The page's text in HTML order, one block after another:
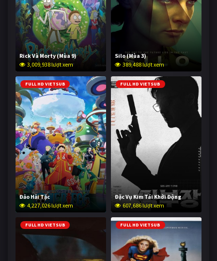
Rick Và Morty (Mùa 9)
3,009,938 lượt xem
Silo (Mùa 3)
389,488 lượt xem
FULL HD VIETSUB
Đảo Hải Tặc
4,227,026 lượt xem
FULL HD VIETSUB
Đặc Vụ Kim Tái Khởi Động
607,686 lượt xem
FULL HD VIETSUB FULL HD VIETSUB